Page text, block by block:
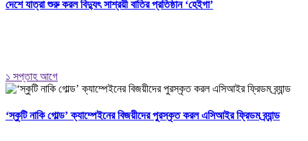
দেশে যাত্রা শুরু করল বিদ্যুৎ সাশ্রয়ী বাতির প্রতিষ্ঠান ‘হেইগা’
১ সপ্তাহ আগে
‘স্কুটি নাকি গোল্ড’ ক্যাম্পেইনের বিজয়ীদের পুরস্কৃত করল এসিআইর ফ্রিডম ব্র্যান্ড